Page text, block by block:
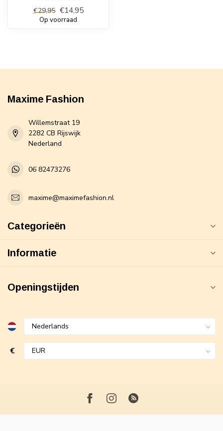
€29,95 €14,95
Op voorraad
Maxime Fashion
Willemstraat 19
2282 CB Rijswijk
Nederland
06 82473276
maxime@maximefashion.nl
Categorieën
Informatie
Openingstijden
€